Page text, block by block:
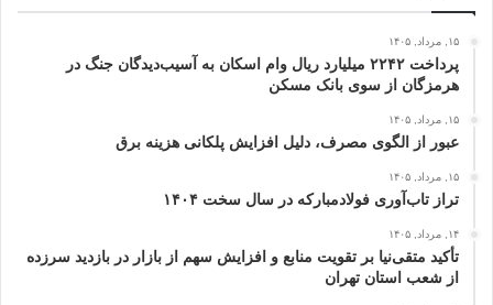
۱۵, مرداد, ۱۴۰۵
پرداخت ۲۲۴۲ میلیارد ریال وام اسکان به آسیب‌دیدگان جنگ در
هرمزگان از سوی بانک مسکن
۱۵, مرداد, ۱۴۰۵
عبور از الگوی مصرف، دلیل افزایش پلکانی هزینه برق
۱۵, مرداد, ۱۴۰۵
تراز تاب‌آوری فولادمبارکه در سال سخت ۱۴۰۴
۱۴, مرداد, ۱۴۰۵
تأکید متقی‌نیا بر تقویت منابع و افزایش سهم از بازار در بازدید سرزده
از شعب استان تهران